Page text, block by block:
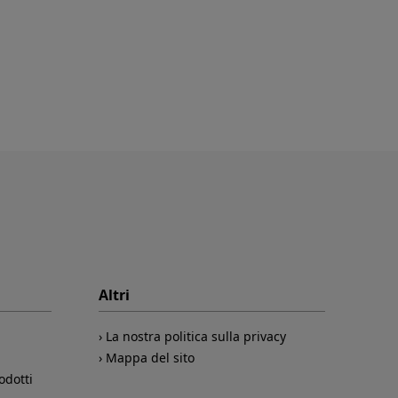
Altri
La nostra politica sulla privacy
Mappa del sito